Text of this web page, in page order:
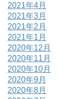
2021年4月
2021年3月
2021年2月
2021年1月
2020年12月
2020年11月
2020年10月
2020年9月
2020年8月